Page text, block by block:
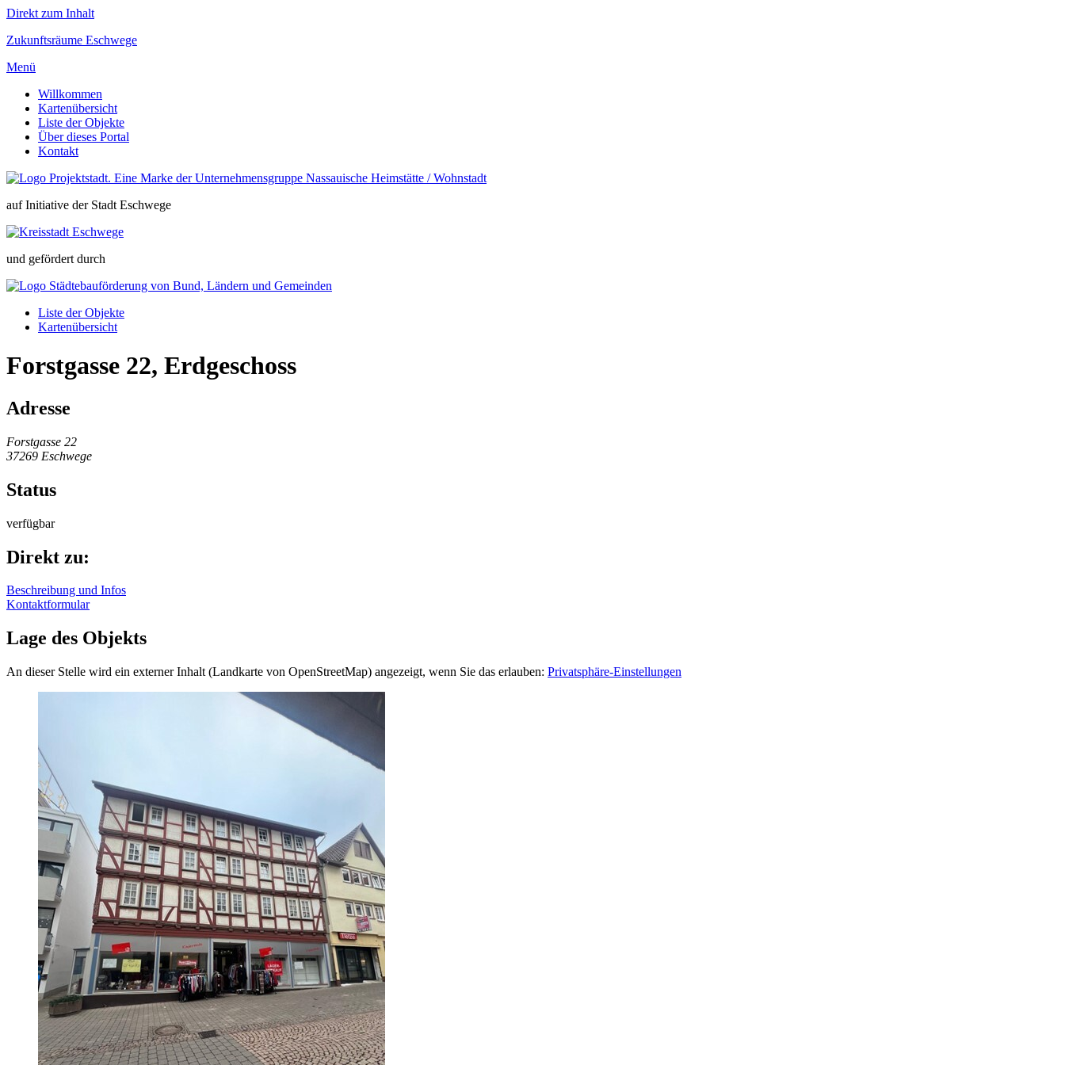
Direkt zum Inhalt
Zukunfts­räume Eschwege
Menü
Willkommen
Kartenübersicht
Liste der Objekte
Über dieses Portal
Kontakt
auf Initiative der Stadt Eschwege
und gefördert durch
Liste der Objekte
Kartenübersicht
Forstgasse 22, Erdgeschoss
Adresse
Forstgasse 22
37269 Eschwege
Status
verfügbar
Direkt zu:
Beschreibung und Infos
Kontaktformular
Lage des Objekts
An dieser Stelle wird ein externer Inhalt (Landkarte von OpenStreetMap) angezeigt, wenn Sie das erlauben: Privatsphäre-Einstellungen